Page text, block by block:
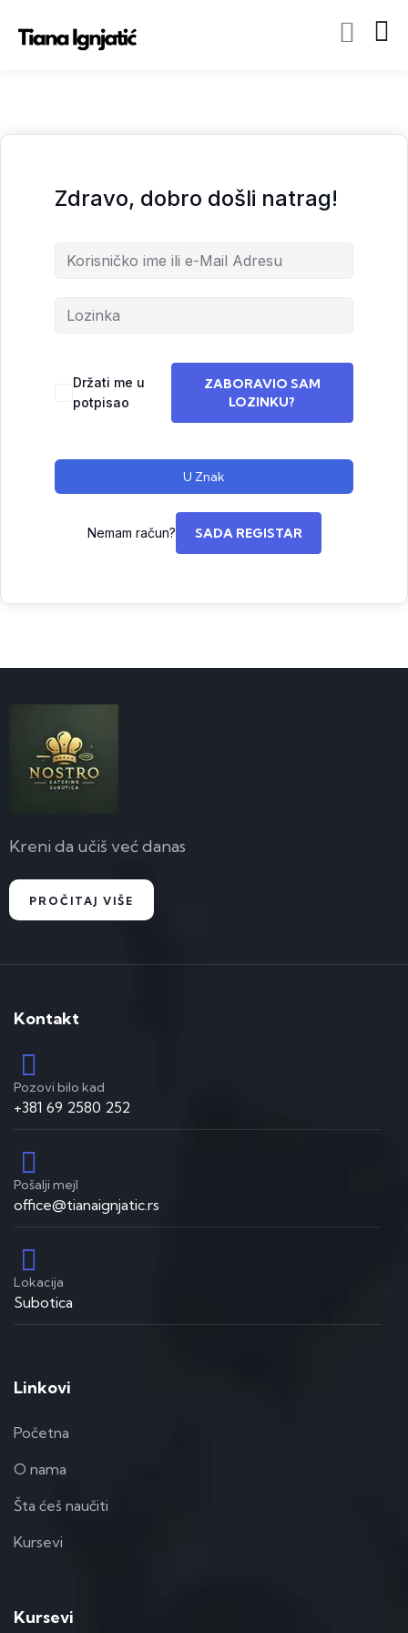
Zdravo, dobro došli natrag!
Držati me u
potpisao
ZABORAVIO SAM
LOZINKU?
U Znak
Nemam račun? SADA REGISTAR
Kreni da učiš već danas
PROČITAJ VIŠE
Kontakt
Pozovi bilo kad
+381 69 2580 252
Pošalji mejl
office@tianaignjatic.rs
Lokacija
Subotica
Linkovi
Početna
O nama
Šta ćeš naučiti
Kursevi
Kursevi